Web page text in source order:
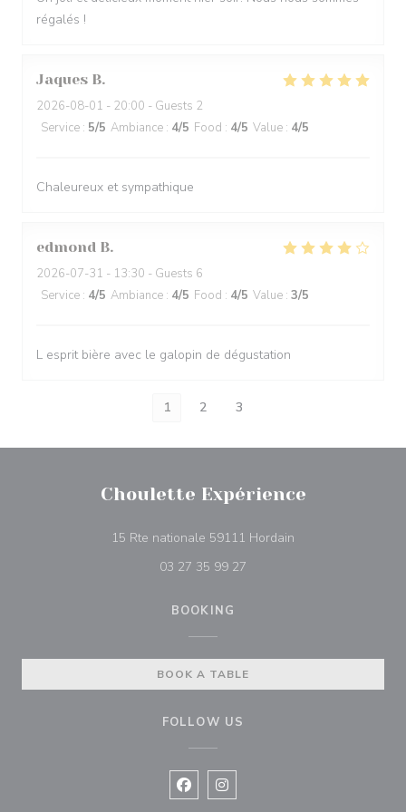
régalés !
Jaques B
2026-08-01 - 20:00 - Guests 2
Service : 5/5 Ambiance : 4/5 Food : 4/5 Value : 4/5
Chaleureux et sympathique
edmond B
2026-07-31 - 13:30 - Guests 6
Service : 4/5 Ambiance : 4/5 Food : 4/5 Value : 3/5
L esprit bière avec le galopin de dégustation
1 2 3
Choulette Expérience
15 Rte nationale 59111 Hordain
03 27 35 99 27
BOOKING
BOOK A TABLE
FOLLOW US
Facebook ((opens in a new
Instagram ((opens in a new